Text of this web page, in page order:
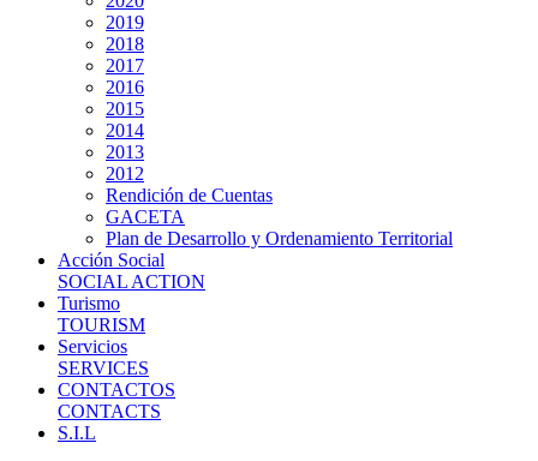
2019
2018
2017
2016
2015
2014
2013
2012
Rendición de Cuentas
GACETA
Plan de Desarrollo y Ordenamiento Territorial
Acción Social
SOCIAL ACTION
Turismo
TOURISM
Servicios
SERVICES
CONTACTOS
CONTACTS
S.I.L